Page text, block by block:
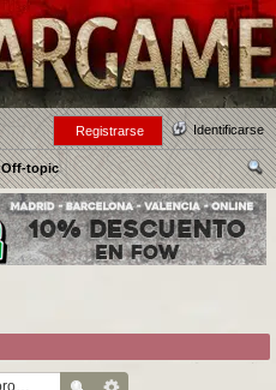
Identificarse
Registrarse
Off-topic
us
car